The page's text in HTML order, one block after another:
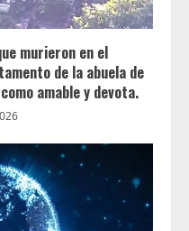
murieron en el
de la abuela de
amable y devota.